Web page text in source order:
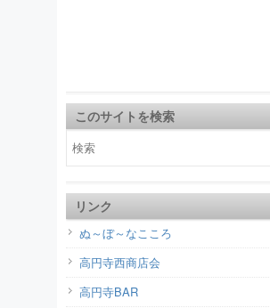
このサイトを検索
リンク
ぬ～ぼ～なこころ
高円寺西商店会
高円寺BAR